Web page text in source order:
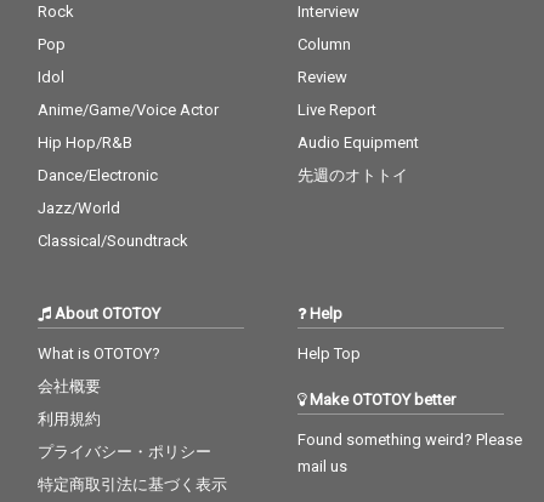
Rock
Pop
Idol
Anime/Game/Voice Actor
Hip Hop/R&B
Dance/Electronic
Jazz/World
Classical/Soundtrack
Interview
Column
Review
Live Report
Audio Equipment
先週のオトトイ
About OTOTOY
What is OTOTOY?
会社概要
利用規約
プライバシー・ポリシー
特定商取引法に基づく表示
Help
Help Top
Make OTOTOY better
Found something weird? Please
mail us